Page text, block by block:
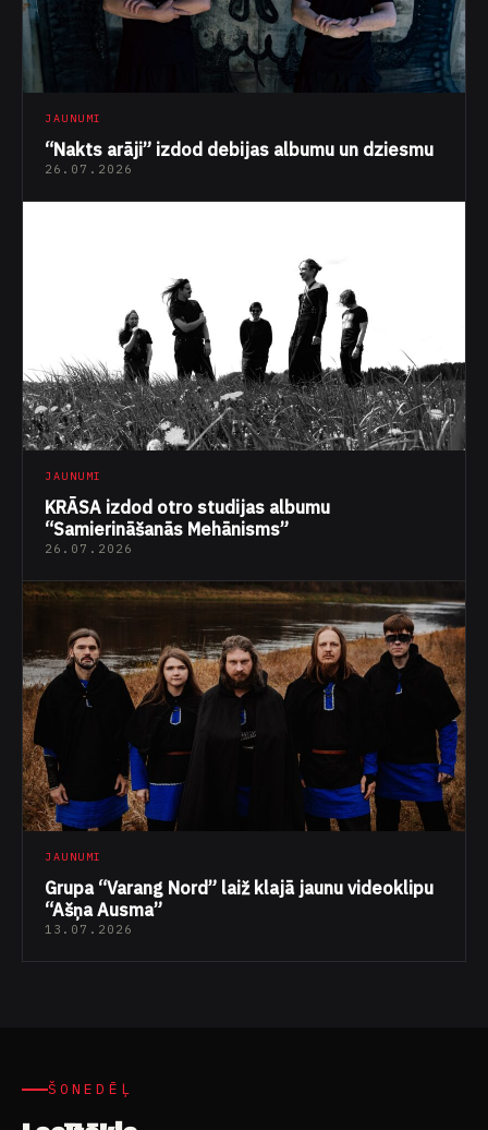
JAUNUMI
“Nakts arāji” izdod debijas albumu un dziesmu
26.07.2026
JAUNUMI
KRĀSA izdod otro studijas albumu
“Samierināšanās Mehānisms”
26.07.2026
JAUNUMI
Grupa “Varang Nord” laiž klajā jaunu videoklipu
“Ašņa Ausma”
13.07.2026
ŠONEDĒĻ